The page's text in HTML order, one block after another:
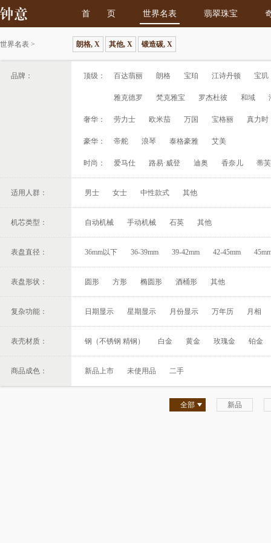
首 页 世界名表 翡翠珠宝
世界名表 > 朗格, X 其他, X 锻造碳, X
品牌： 顶级： 百达翡丽 朗格 宝珀 江诗丹顿 宝玑
雅克德罗 梵克雅宝 罗杰杜彼 和域
奢华： 劳力士 欧米茄 万国 宝格丽 真力时
豪华： 帝舵 浪琴 泰格豪雅 艾美
时尚： 爱马仕 路易·威登 迪奥 香奈儿 蒂
适用人群： 男士 女士 中性款式 其他
机芯类型： 自动机械 手动机械 石英 其他
表盘直径： 36mm以下 36-39mm 39-42mm 42-45mm
表盘形状： 圆形 方形 椭圆形 酒桶形 其他
复杂功能： 日期显示 星期显示 月份显示 万年历 月相
表壳材质： 钢（不锈钢 精钢） 白金 黄金 玫瑰金 铂金
商品成色： 新品上市 未使用品 二手
全部 新品